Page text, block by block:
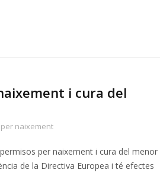
i cura del
naixement
per naixement i cura del menor
de la Directiva Europea i té efectes